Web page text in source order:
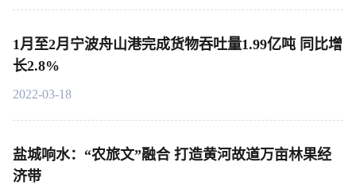
1月至2月宁波舟山港完成货物吞吐量1.99亿吨 同比增
长2.8%
2022-03-18
盐城响水：“农旅文”融合 打造黄河故道万亩林果经
济带